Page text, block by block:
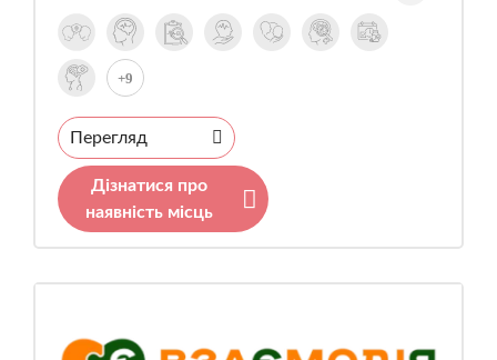
+9
Перегляд
Дізнатися про
наявність місць